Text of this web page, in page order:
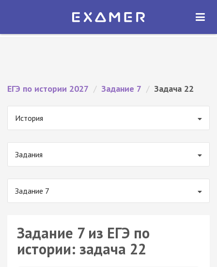
Экзамер — ЕГЭ 2027
ОТКРЫТЬ
ЕГЭ по истории 2027 / Задание 7 / Задача 22
История
Задания
Задание 7
Задание 7 из ЕГЭ по
истории: задача 22